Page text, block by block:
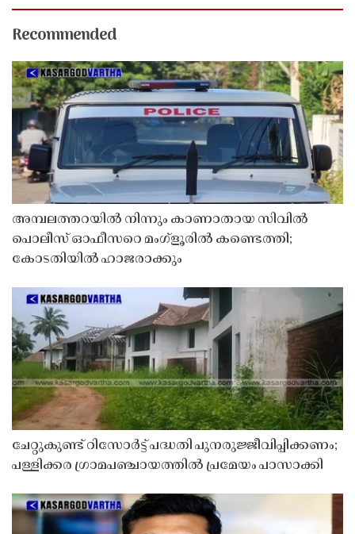
Recommended
അമ്പലത്തറയിൽ നിന്നും കാണാതായ സിവിൽ
പൊലീസ് ഓഫീസറെ മംഗ്ളൂരിൽ കണ്ടെത്തി;
കോടതിയിൽ ഹാജരാക്കും
ചേറ്റുകുണ്ട് റിസോർട്ട് പദ്ധതി പുനരുജ്ജീവിപ്പിക്കണം;
പള്ളിക്കര ഗ്രാമപഞ്ചായത്തിൽ പ്രമേയം പാസാക്കി